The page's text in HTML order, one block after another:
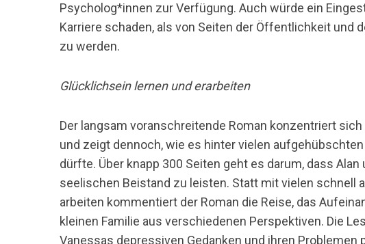
Psycholog*innen zur Verfügung. Auch würde ein
Karriere schaden, als von Seiten der Öffentlichkeit und
zu werden.
Glücklichsein lernen und erarbeiten
Der langsam voranschreitende Roman konzentriert
und zeigt dennoch, wie es hinter vielen
dürfte. Über knapp 300 Seiten geht es darum, dass
seelischen Beistand zu leisten. Statt mit vielen schnell
arbeiten kommentiert der Roman die Reise, das
kleinen Familie aus verschiedenen Perspektiven. Die
Vanessas depressiven Gedanken und ihren